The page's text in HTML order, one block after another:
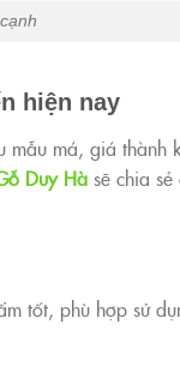
hiện nay
má, giá thành
Duy Hà sẽ chia
tốt, phù hợp sử